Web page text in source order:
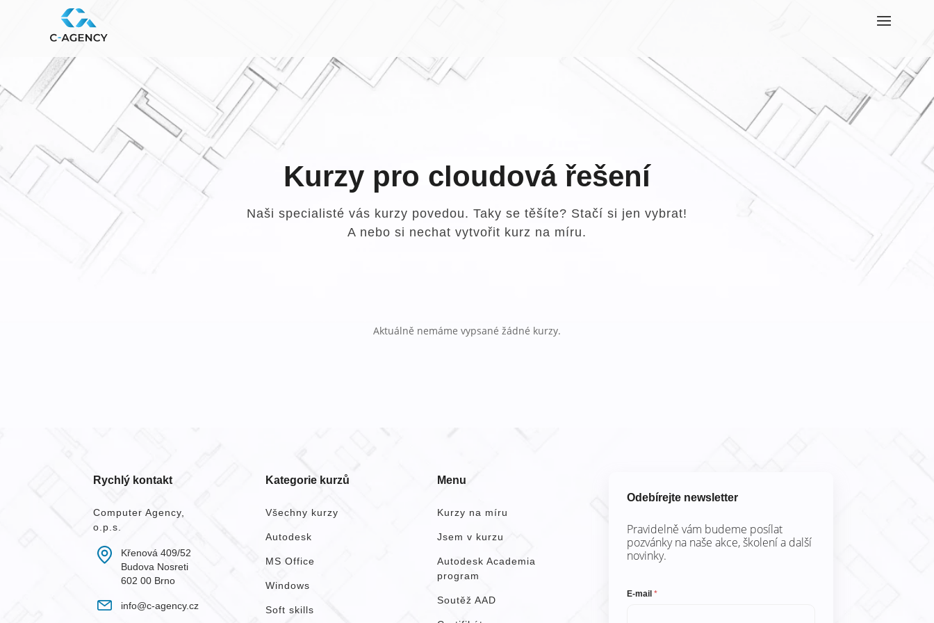
Kurzy pro cloudová řešení
Naši specialisté vás kurzy povedou. Taky se těšíte? Stačí si jen vybrat!
A nebo si nechat vytvořit kurz na míru.
Aktuálně nemáme vypsané žádné kurzy.
Rychlý kontakt
Computer Agency,
o.p.s.
Křenová 409/52
Budova Nosreti
602 00 Brno
info@c-agency.cz
Kategorie kurzů
Všechny kurzy
Autodesk
MS Office
Windows
Soft skills
Menu
Kurzy na míru
Jsem v kurzu
Autodesk Academia
program
Soutěž AAD
Odebírejte newsletter
Pravidelně vám budeme posílat
pozvánky na naše akce, školení a další
novinky.
E-mail *